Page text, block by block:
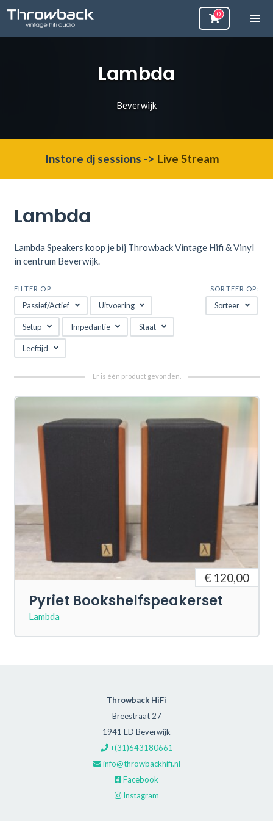
Lambda
Beverwijk
Instore dj sessions -> Live Stream
Lambda
Lambda Speakers koop je bij Throwback Vintage Hifi & Vinyl
in centrum Beverwijk.
FILTER OP:
Passief/Actief Uitvoering
Setup Impedantie Staat
Leeftijd
SORTEER OP:
Sorteer
€ 120,00
Pyriet Bookshelfspeakerset
Lambda
Throwback HiFi
Breestraat 27
1941 ED Beverwijk
+(31)643180661
info@throwbackhifi.nl
Facebook
Instagram